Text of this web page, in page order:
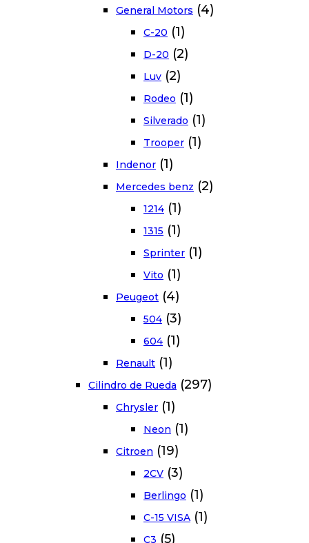
General Motors (4)
C-20 (1)
D-20 (2)
Luv (2)
Rodeo (1)
Silverado (1)
Trooper (1)
Indenor (1)
Mercedes benz (2)
1214 (1)
1315 (1)
Sprinter (1)
Vito (1)
Peugeot (4)
504 (3)
604 (1)
Renault (1)
Cilindro de Rueda (297)
Chrysler (1)
Neon (1)
Citroen (19)
2CV (3)
Berlingo (1)
C-15 VISA (1)
C3 (5)